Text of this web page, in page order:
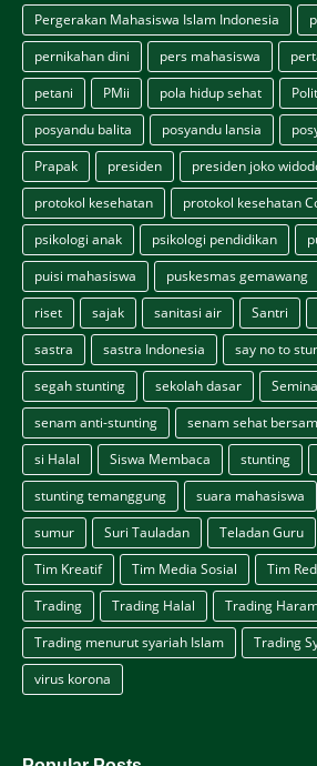
Pergerakan Mahasiswa Islam Indonesia
pernikahan dini
pers mahasiswa
petani
PMii pola hidup sehat
posyandu balita
posyandu lansia
Prapak
presiden presiden joko
protokol kesehatan
protokol kesehatan
psikologi anak
psikologi pendidikan
puisi mahasiswa
puskesmas gemawang
riset
sajak sanitasi air Santri
sastra
sastra Indonesia
say no to
segah stunting
sekolah dasar
senam anti-stunting
senam sehat
si Halal
Siswa Membaca stunting
stunting temanggung
suara mahasiswa
sumur
Suri Tauladan Teladan Guru
Tim Kreatif
Tim Media Sosial Tim
Trading
Trading Halal
Trading
Trading menurut syariah Islam
Trading
virus korona